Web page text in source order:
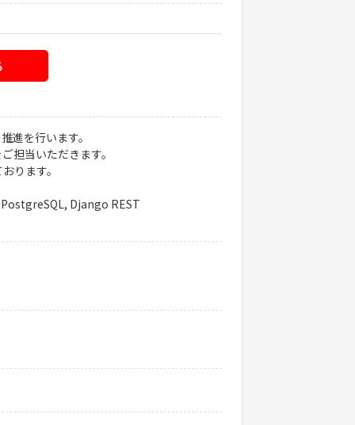
進を行います。
担当いただきます。
ります。
Django REST